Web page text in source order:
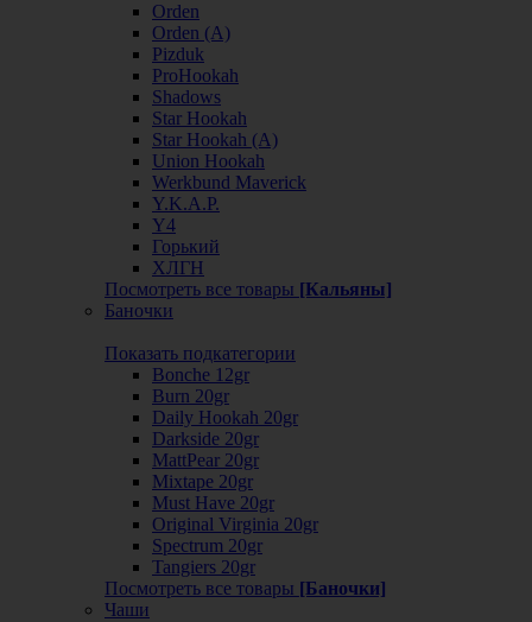
Orden
Orden (А)
Pizduk
ProHookah
Shadows
Star Hookah
Star Hookah (А)
Union Hookah
Werkbund Maverick
Y.K.A.P.
Y4
Горький
ХЛГН
Посмотреть все товары [Кальяны]
Баночки
Показать подкатегории
Bonche 12gr
Burn 20gr
Daily Hookah 20gr
Darkside 20gr
MattPear 20gr
Mixtape 20gr
Must Have 20gr
Original Virginia 20gr
Spectrum 20gr
Tangiers 20gr
Посмотреть все товары [Баночки]
Чаши